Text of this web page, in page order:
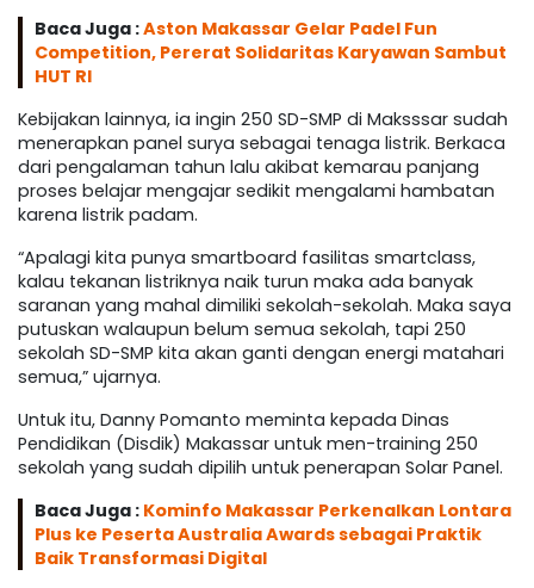
Baca Juga :Aston Makassar Gelar Padel Fun
Competition, Pererat Solidaritas Karyawan Sambut
HUT RI
Kebijakan lainnya, ia ingin 250 SD-SMP di Maksssar sudah
menerapkan panel surya sebagai tenaga listrik. Berkaca
dari pengalaman tahun lalu akibat kemarau panjang
proses belajar mengajar sedikit mengalami hambatan
karena listrik padam.
“Apalagi kita punya smartboard fasilitas smartclass,
kalau tekanan listriknya naik turun maka ada banyak
saranan yang mahal dimiliki sekolah-sekolah. Maka saya
putuskan walaupun belum semua sekolah, tapi 250
sekolah SD-SMP kita akan ganti dengan energi matahari
semua,” ujarnya.
Untuk itu, Danny Pomanto meminta kepada Dinas
Pendidikan (Disdik) Makassar untuk men-training 250
sekolah yang sudah dipilih untuk penerapan Solar Panel.
Baca Juga : Kominfo Makassar Perkenalkan Lontara
Plus ke Peserta Australia Awards sebagai Praktik
Baik Transformasi Digital